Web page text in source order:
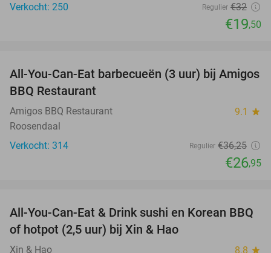
Verkocht: 250
Regulier €32
€19,50
26%
All-You-Can-Eat barbecueën (3 uur) bij Amigos
BBQ Restaurant
Amigos BBQ Restaurant 9.1 star
Roosendaal
Verkocht: 314
Regulier €36,25
€26,95
20%
All-You-Can-Eat & Drink sushi en Korean BBQ
of hotpot (2,5 uur) bij Xin & Hao
Xin & Hao 8.8 star